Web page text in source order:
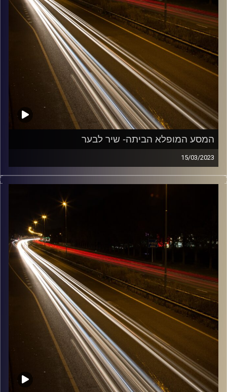
המסע המופלא הביתה- שיר לבער
15/03/2023
מוזיקה שתלווה אותנו אחרי יום עבודה ארוך ותחזיר אותנו
הביתה בשלום עם שיר לבער
קרדיט תמונות: